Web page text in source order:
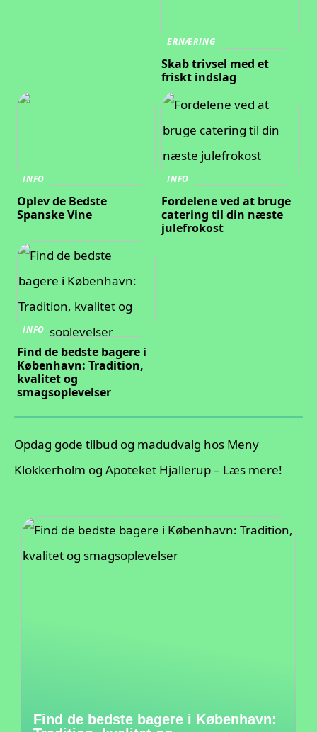
ERNÆRING
Skab trivsel med et
friskt indslag
INFO
Oplev de Bedste
Spanske Vine
INFO
Fordelene ved at bruge
catering til din næste
julefrokost
INFO
Find de bedste bagere i
København: Tradition,
kvalitet og
smagsoplevelser
Opdag gode tilbud og madudvalg hos Meny
Klokkerholm og Apoteket Hjallerup – Læs mere!
Find de bedste bagere i København: